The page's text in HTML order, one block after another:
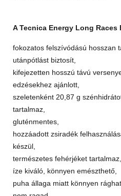
A Tecnica Energy Long Races
fokozatos felszívódású hosszan
utánpótlást biztosít,
kifejezetten hosszú távú
edzésekhez ajánlott,
szeletenként 20,87 g
tartalmaz,
gluténmentes,
hozzáadott zsiradék
készül,
természetes fehérjéket tartalmaz,
íze kiváló, könnyen emészthető,
puha állaga miatt könnyen